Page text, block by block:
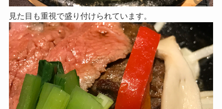
見た目も重視で盛り付けられています。